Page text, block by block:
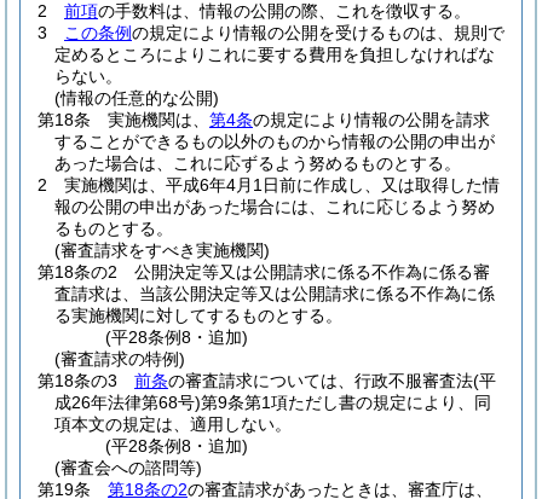
2
前項の手数料は、情報の公開の際、これを徴収する。
3
この条例の規定により情報の公開を受けるものは、規則で
定めるところによりこれに要する費用を負担しなければな
らない。
(情報の任意的な公開)
第18条
実施機関は、 第4条の規定により情報の公開を請求
することができるもの以外のものから情報の公開の申出が
あった場合は、これに応ずるよう努めるものとする。
2
実施機関は、平成6年4月1日前に作成し、又は取得した情
報の公開の申出があった場合には、これに応じるよう努め
るものとする。
(審査請求をすべき実施機関)
第18条の2
公開決定等又は公開請求に係る不作為に係る審
査請求は、当該公開決定等又は公開請求に係る不作為に係
る実施機関に対してするものとする。
(平28条例8・追加)
(審査請求の特例)
第18条の3
前条の審査請求については、行政不服審査法(平
成26年法律第68号)第9条第1項ただし書の規定により、同
項本文の規定は、適用しない。
(平28条例8・追加)
(審査会への諮問等)
第19条
第18条の2の審査請求があったときは、審査庁は、